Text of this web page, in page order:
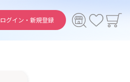
ログイン・ 新規登録